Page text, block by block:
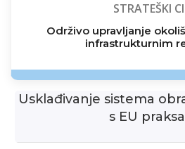
STRATEŠKI
Održivo upravljanje
infrastrukturnim
Usklađivanje sistema
s EU